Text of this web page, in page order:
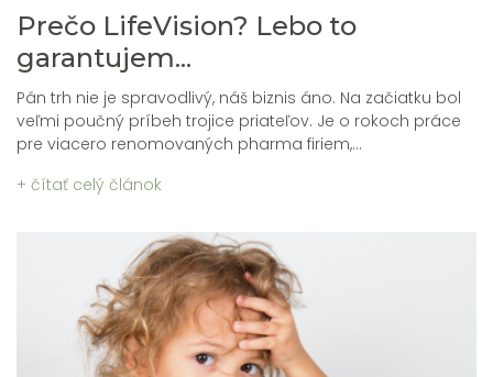
Prečo LifeVision? Lebo to
garantujem...
Pán trh nie je spravodlivý, náš biznis áno. Na začiatku bol
veľmi poučný príbeh trojice priateľov. Je o rokoch práce
pre viacero renomovaných pharma firiem,...
+ čítať celý článok